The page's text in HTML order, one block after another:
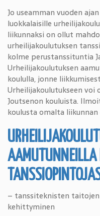
Jo useamman vuoden
luokkalaisille
liikunnaksi on ollut
urheilijakoulutuksen
kolme perustanssituntia
Urheilijakoulutuksen
koululla, jonne
Urheilijakoulutukseen voi
Joutsenon kouluista.
koulusta omalta
AAMUTUNNEILLA
– tanssiteknisten
kehittyminen